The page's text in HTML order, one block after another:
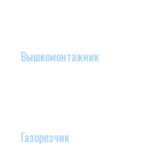
Вышкомонтажник
Газорезчик